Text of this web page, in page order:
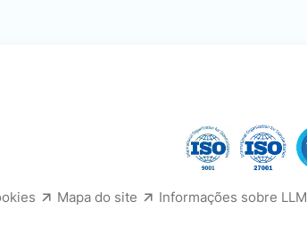
Mapa do site Informações sobre LLM